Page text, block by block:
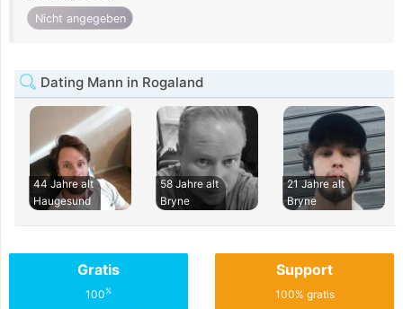
Nicht angegeben
Dating Mann in Rogaland
44 Jahre alt
Haugesund
58 Jahre alt
Bryne
21 Jahre alt
Bryne
Gratis
100%
Support
100% gratis